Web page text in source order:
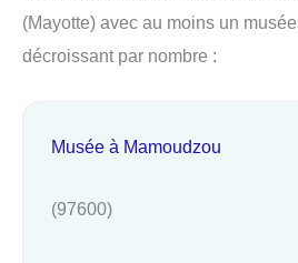
(Mayotte) avec au moins un
décroissant par nombre :
Musée à Mamoudzou
(97600)